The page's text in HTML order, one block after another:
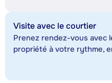
Visite avec le courtier
Prenez rendez-vous avec
propriété à votre rythme,